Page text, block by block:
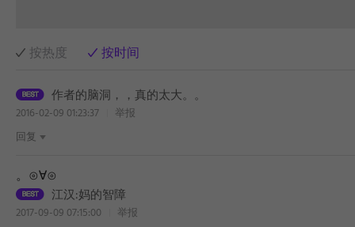
按热度 按时间
作者的脑洞，，真的太大。。
2016-02-09 01:23:37
举报
回复
。⊙∀⊙
江汉:妈的智障
2017-09-09 07:15:00
举报